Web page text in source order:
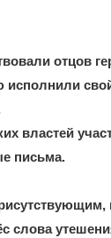
отцов
исполнили
властей
письма.
слова